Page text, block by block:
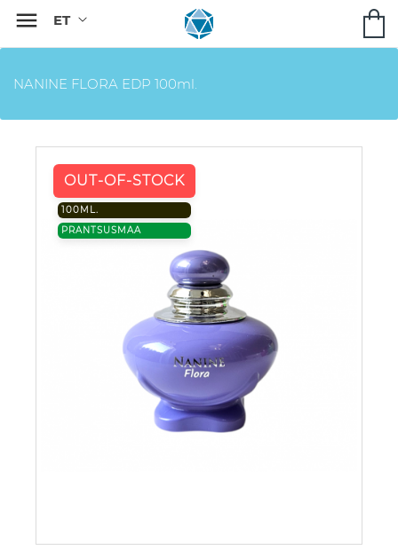

NANINE FLORA EDP 100ml.
OUT-OF-STOCK
100ML.
PRANTSUSMAA